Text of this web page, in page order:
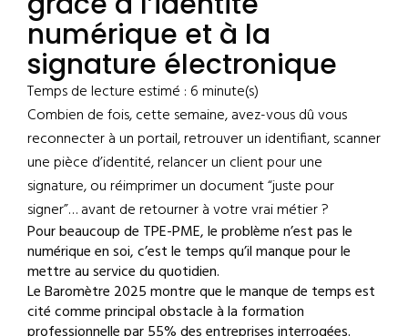
numérique et à la
signature électronique
Temps de lecture estimé : 6 minute(s)
Combien de fois, cette semaine, avez-vous dû vous
reconnecter à un portail, retrouver un identifiant, scanner
une pièce d’identité, relancer un client pour une
signature, ou réimprimer un document “juste pour
signer”… avant de retourner à votre vrai métier ?
Pour beaucoup de TPE-PME, le problème n’est pas le
numérique en soi, c’est le temps qu’il manque pour le
mettre au service du quotidien.
Le Baromètre 2025 montre que le manque de temps est
cité comme principal obstacle à la formation